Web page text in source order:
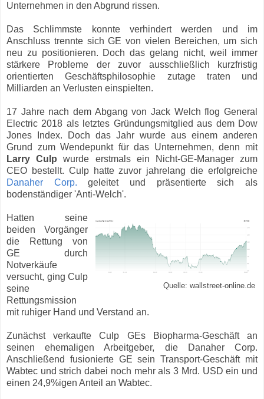
Unternehmen in den Abgrund rissen.
Das Schlimmste konnte verhindert werden und im
Anschluss trennte sich GE von vielen Bereichen, um sich
neu zu positionieren. Doch das gelang nicht, weil immer
stärkere Probleme der zuvor ausschließlich kurzfristig
orientierten Geschäftsphilosophie zutage traten und
Milliarden an Verlusten einspielten.
17 Jahre nach dem Abgang von Jack Welch flog General
Electric 2018 als letztes Gründungsmitglied aus dem Dow
Jones Index. Doch das Jahr wurde aus einem anderen
Grund zum Wendepunkt für das Unternehmen, denn mit
Larry Culp wurde erstmals ein Nicht-GE-Manager zum
CEO bestellt. Culp hatte zuvor jahrelang die erfolgreiche
Danaher Corp. geleitet und präsentierte sich als
bodenständiger 'Anti-Welch'.
Quelle: wallstreet-online.de
Hatten seine
beiden Vorgänger
die Rettung von
GE durch
Notverkäufe
versucht, ging Culp
seine
Rettungsmission
mit ruhiger Hand und Verstand an.
Zunächst verkaufte Culp GEs Biopharma-Geschäft an
seinen ehemaligen Arbeitgeber, die Danaher Corp.
Anschließend fusionierte GE sein Transport-Geschäft mit
Wabtec und strich dabei noch mehr als 3 Mrd. USD ein und
einen 24,9%igen Anteil an Wabtec.